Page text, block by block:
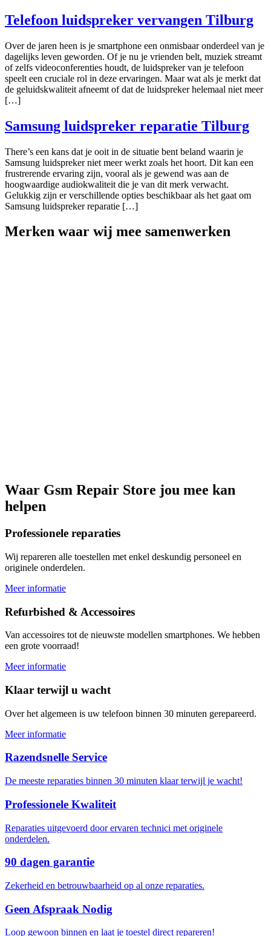
Telefoon luidspreker vervangen Tilburg
Over de jaren heen is je smartphone een onmisbaar onderdeel van je
dagelijks leven geworden. Of je nu je vrienden belt, muziek streamt
of zelfs videoconferenties houdt, de luidspreker van je telefoon
speelt een cruciale rol in deze ervaringen. Maar wat als je merkt dat
de geluidskwaliteit afneemt of dat de luidspreker helemaal niet meer
[…]
Samsung luidspreker reparatie Tilburg
There’s een kans dat je ooit in de situatie bent beland waarin je
Samsung luidspreker niet meer werkt zoals het hoort. Dit kan een
frustrerende ervaring zijn, vooral als je gewend was aan de
hoogwaardige audiokwaliteit die je van dit merk verwacht.
Gelukkig zijn er verschillende opties beschikbaar als het gaat om
Samsung luidspreker reparatie […]
Merken waar wij mee samenwerken
Waar Gsm Repair Store jou mee kan
helpen
Professionele reparaties
Wij repareren alle toestellen met enkel deskundig personeel en
originele onderdelen.
Meer informatie
Refurbished & Accessoires
Van accessoires tot de nieuwste modellen smartphones. We hebben
een grote voorraad!
Meer informatie
Klaar terwijl u wacht
Over het algemeen is uw telefoon binnen 30 minuten gerepareerd.
Meer informatie
Razendsnelle Service
De meeste reparaties binnen 30 minuten klaar terwijl je wacht!
Professionele Kwaliteit
Reparaties uitgevoerd door ervaren technici met originele
onderdelen.
90 dagen garantie
Zekerheid en betrouwbaarheid op al onze reparaties.
Geen Afspraak Nodig
Loop gewoon binnen en laat je toestel direct repareren!